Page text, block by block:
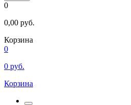
0
0,00 руб.
Корзина
0
0 руб.
Корзина